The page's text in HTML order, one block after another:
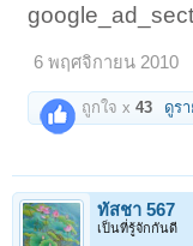
6 พฤศจิกายน 2010
ถูกใจ x43 ดูร
ทัสชา 567
เป็นที่รู้จักกันดี